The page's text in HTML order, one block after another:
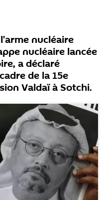
nucléaire
nucléaire lancée
a déclaré
de la 15e
Valdaï à Sotchi.